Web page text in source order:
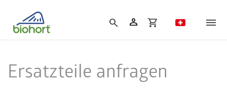
search person shopping_cart
Ersatzteile anfragen